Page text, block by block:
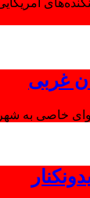
غربی
خاصی به